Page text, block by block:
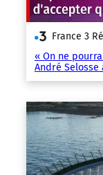
France 3
« On ne
André